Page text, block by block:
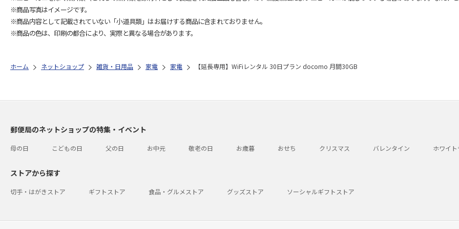
※商品写真はイメージです。
※商品内容として記載されていない「小道具類」はお届けする商品に含まれておりません。
※商品の色は、印刷の都合により、実際と異なる場合があります。
ホーム ネットショップ 雑貨・日用品 家電 家電 【延長専用】WiFiレンタル 30日プラン docomo 月間30GB
郵便局のネットショップの特集・イベント
母の日 こどもの日 父の日 お中元 敬老の日 お歳暮 おせち クリスマス バレンタイン ホワイ
ストアから探す
切手・はがきストア ギフトストア 食品・グルメストア グッズストア ソーシャルギフトストア